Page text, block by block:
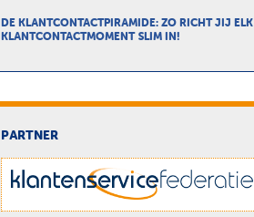
DE KLANTCONTACTPIRAMIDE: ZO RICHT JIJ ELK
KLANTCONTACTMOMENT SLIM IN!
PARTNER